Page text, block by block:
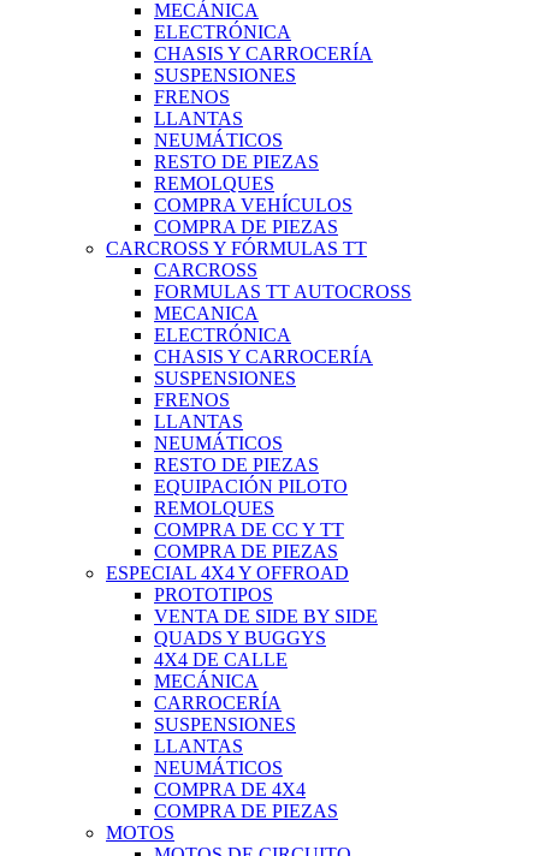
MECÁNICA
ELECTRÓNICA
CHASIS Y CARROCERÍA
SUSPENSIONES
FRENOS
LLANTAS
NEUMÁTICOS
RESTO DE PIEZAS
REMOLQUES
COMPRA VEHÍCULOS
COMPRA DE PIEZAS
CARCROSS Y FÓRMULAS TT
CARCROSS
FORMULAS TT AUTOCROSS
MECANICA
ELECTRÓNICA
CHASIS Y CARROCERÍA
SUSPENSIONES
FRENOS
LLANTAS
NEUMÁTICOS
RESTO DE PIEZAS
EQUIPACIÓN PILOTO
REMOLQUES
COMPRA DE CC Y TT
COMPRA DE PIEZAS
ESPECIAL 4X4 Y OFFROAD
PROTOTIPOS
VENTA DE SIDE BY SIDE
QUADS Y BUGGYS
4X4 DE CALLE
MECÁNICA
CARROCERÍA
SUSPENSIONES
LLANTAS
NEUMÁTICOS
COMPRA DE 4X4
COMPRA DE PIEZAS
MOTOS